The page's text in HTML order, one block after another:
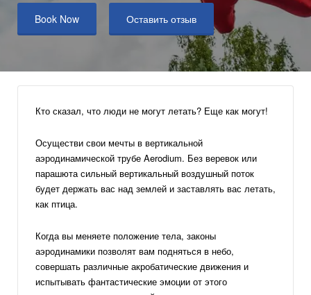
Book Now Оставить отзыв
Кто сказал, что люди не могут летать? Еще как могут!
Осуществи свои мечты в вертикальной
аэродинамической трубе Aerodium. Без веревок или
парашюта сильный вертикальный воздушный поток
будет держать вас над землей и заставлять вас летать,
как птица.
Когда вы меняете положение тела, законы
аэродинамики позволят вам подняться в небо,
совершать различные акробатические движения и
испытывать фантастические эмоции от этого